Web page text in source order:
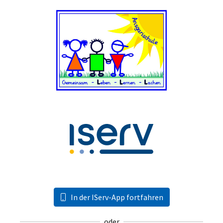
In der IServ-App fortfahren